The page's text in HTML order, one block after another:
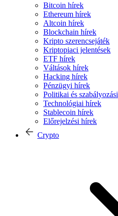
Bitcoin hírek
Ethereum hírek
Altcoin hírek
Blockchain hírek
Kripto szerencsejáték
Kriptopiaci jelentések
ETF hírek
Váltások hírek
Hacking hírek
Pénzügyi hírek
Politikai és szabályozási
Technológiai hírek
Stablecoin hírek
Előrejelzési hírek
Crypto